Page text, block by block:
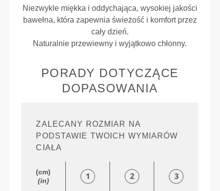
Niezwykle miękka i oddychająca, wysokiej jakości
bawełna, która zapewnia świeżość i komfort przez
cały dzień.
Naturalnie przewiewny i wyjątkowo chłonny.
PORADY DOTYCZĄCE
DOPASOWANIA
ZALECANY ROZMIAR NA
PODSTAWIE TWOICH WYMIARÓW
CIAŁA
(cm)
(in)